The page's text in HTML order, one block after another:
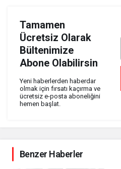
Tamamen
Ücretsiz Olarak
Bültenimize
Abone Olabilirsin
Yeni haberlerden haberdar
olmak için fırsatı kaçırma ve
ücretsiz e-posta aboneliğini
hemen başlat.
Benzer Haberler